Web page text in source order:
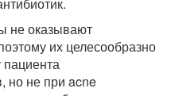
не оказывают
их целесообразно
пациента
но не при acne